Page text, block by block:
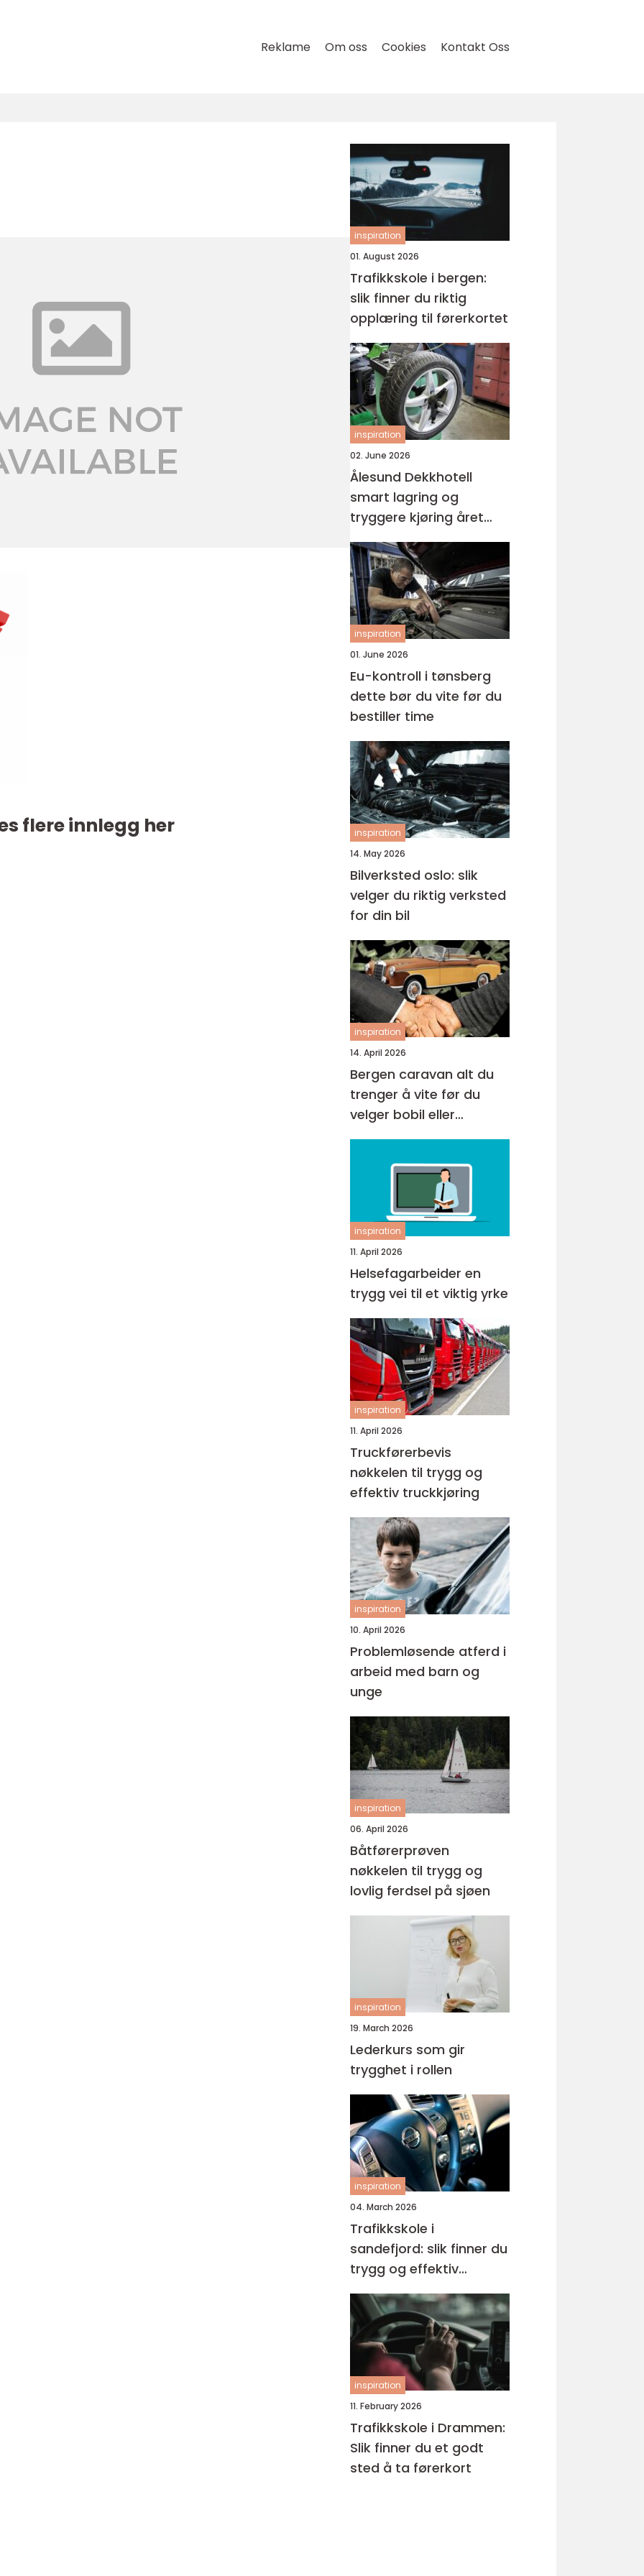
Reklame Om oss Cookies Kontakt Oss
flere innlegg her
inspiration
01. August 2026
Trafikkskole i bergen:
slik finner du riktig
opplæring til førerkortet
inspiration
02. June 2026
Ålesund Dekkhotell
smart lagring og
tryggere kjøring året
rundt
inspiration
01. June 2026
Eu-kontroll i tønsberg
dette bør du vite før du
bestiller time
inspiration
14. May 2026
Bilverksted oslo: slik
velger du riktig verksted
for din bil
inspiration
14. April 2026
Bergen caravan alt du
trenger å vite før du
velger bobil eller
campingvogn
inspiration
11. April 2026
Helsefagarbeider en
trygg vei til et viktig yrke
inspiration
11. April 2026
Truckførerbevis
nøkkelen til trygg og
effektiv truckkjøring
inspiration
10. April 2026
Problemløsende atferd i
arbeid med barn og
unge
inspiration
06. April 2026
Båtførerprøven
nøkkelen til trygg og
lovlig ferdsel på sjøen
inspiration
19. March 2026
Lederkurs som gir
trygghet i rollen
inspiration
04. March 2026
Trafikkskole i
sandefjord: slik finner du
trygg og effektiv
opplæring
inspiration
11. February 2026
Trafikkskole i Drammen:
Slik finner du et godt
sted å ta førerkort